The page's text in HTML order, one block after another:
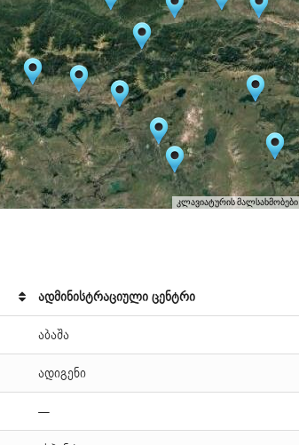
კლავიატურის მალსახმობები
ადმინისტრაციული ცენტრი
აბაშა
ადიგენი
—